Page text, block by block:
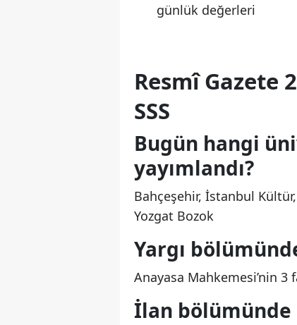
günlük değerleri
Resmî Gazete
SSS
Bugün hangi
yayımlandı?
Bahçeşehir, İstanbul
Yozgat Bozok
Yargı
Anayasa Mahkemesi’nin 3
İlan bölümünde